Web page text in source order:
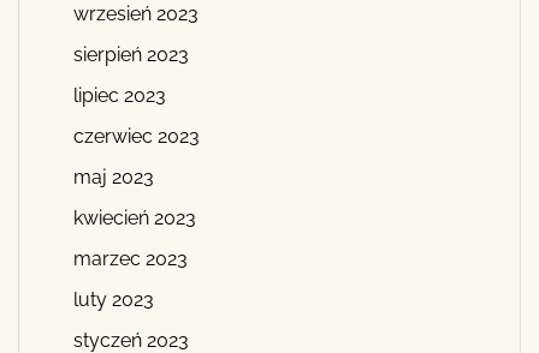
wrzesień 2023
sierpień 2023
lipiec 2023
czerwiec 2023
maj 2023
kwiecień 2023
marzec 2023
luty 2023
styczeń 2023